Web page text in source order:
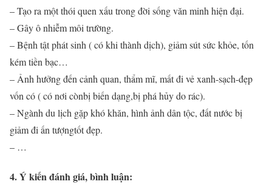
– Tạo ra một thói quen xấu trong đời sống văn minh hiện đại.
– Gây ô nhiễm môi trường.
– Bệnh tật phát sinh ( có khi thành dịch), giảm sút sức khỏe, tốn
kém tiền bạc…
– Ảnh hưởng đến cảnh quan, thẩm mĩ, mất đi vẻ xanh-sạch-đẹp
vốn có ( có nơi cònbị biến dạng,bị phá hủy do rác).
– Ngành du lịch gặp khó khăn, hình ảnh dân tộc, đất nước bị
giảm đi ấn tượngtốt đẹp.
– …
4. Ý kiến đánh giá, bình luận: